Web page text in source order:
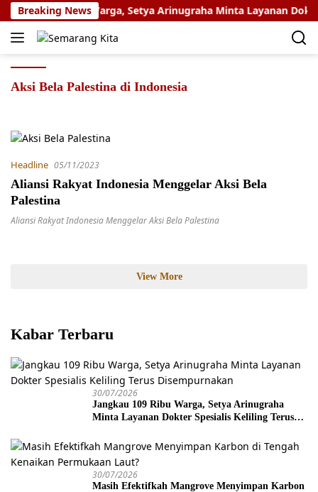
Skip
to
content
Breaking News
109 Ribu Warga, Setya Arinugraha Minta Layanan
Aksi Bela Palestina di Indonesia
Headline 05/11/2023
Aliansi Rakyat Indonesia Menggelar Aksi Bela
Palestina
Aliansi Rakyat Indonesia Menggelar Aksi Bela Palestina
View More
Kabar Terbaru
30/07/2026
Jangkau 109 Ribu Warga, Setya Arinugraha
Minta Layanan Dokter Spesialis Keliling Terus
30/07/2026
Masih Efektifkah Mangrove Menyimpan Karbon